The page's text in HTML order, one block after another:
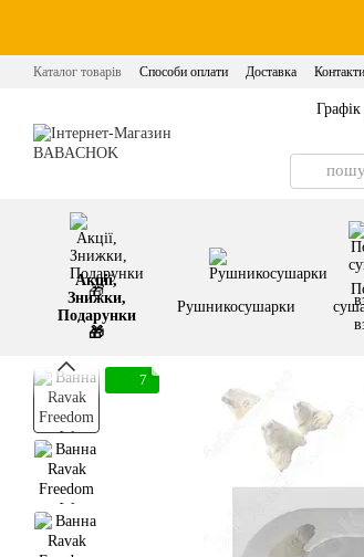
Каталог товарів Способи оплати Доставка Контакти
Акції,
Знижки,
Подарунки
🎁
Рушникосушарки
7